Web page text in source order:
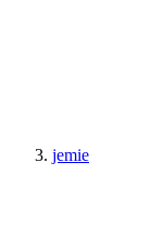
jemie